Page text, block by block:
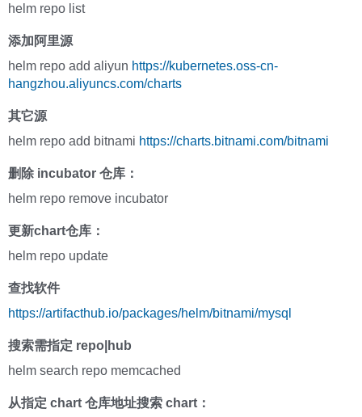
helm repo list
添加阿里源
helm repo add aliyun https://kubernetes.oss-cn-
hangzhou.aliyuncs.com/charts
其它源
helm repo add bitnami https://charts.bitnami.com/bitnami
删除 incubator 仓库：
helm repo remove incubator
更新chart仓库：
helm repo update
查找软件
https://artifacthub.io/packages/helm/bitnami/mysql
搜索需指定 repo|hub
helm search repo memcached
从指定 chart 仓库地址搜索 chart：